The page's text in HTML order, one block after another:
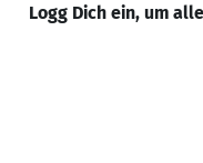
Logg Dich ein, um